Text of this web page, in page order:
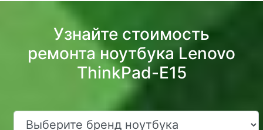
Узнайте стоимость
ремонта ноутбука Lenovo
ThinkPad-E15